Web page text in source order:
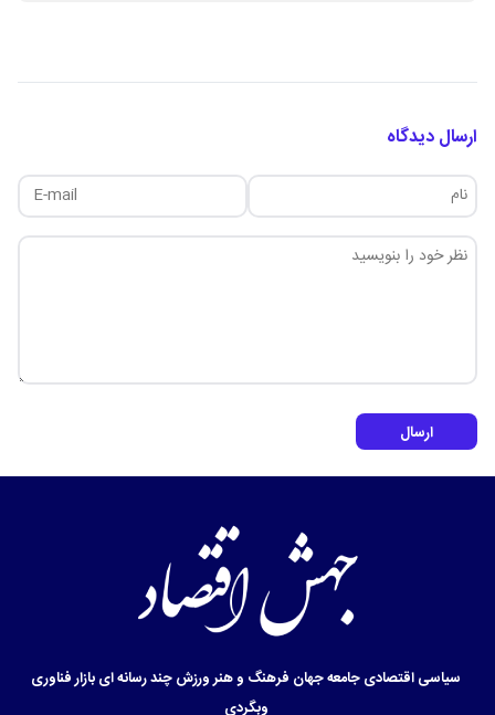
ارسال دیدگاه
ارسال
سیاسیاقتصادیجامعهجهان فرهنگ و هنرورزشچند رسانه ایبازارفناوری
وبگردی